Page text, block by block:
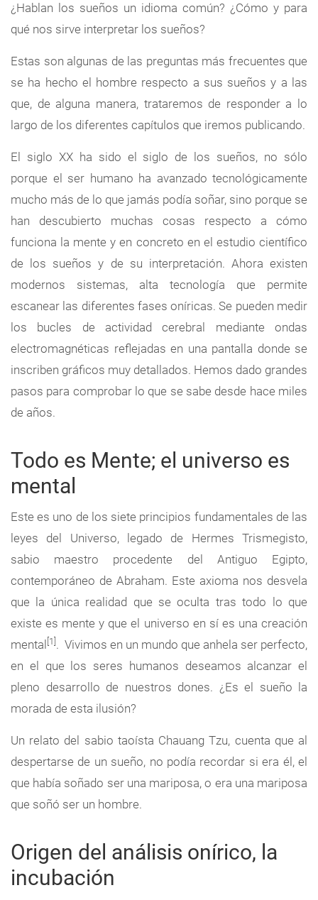
¿Hablan los sueños un idioma común? ¿Cómo y para
qué nos sirve interpretar los sueños?
Estas son algunas de las preguntas más frecuentes que
se ha hecho el hombre respecto a sus sueños y a las
que, de alguna manera, trataremos de responder a lo
largo de los diferentes capítulos que iremos publicando.
El siglo XX ha sido el siglo de los sueños, no sólo
porque el ser humano ha avanzado tecnológicamente
mucho más de lo que jamás podía soñar, sino porque se
han descubierto muchas cosas respecto a cómo
funciona la mente y en concreto en el estudio científico
de los sueños y de su interpretación. Ahora existen
modernos sistemas, alta tecnología que permite
escanear las diferentes fases oníricas. Se pueden medir
los bucles de actividad cerebral mediante ondas
electromagnéticas reflejadas en una pantalla donde se
inscriben gráficos muy detallados. Hemos dado grandes
pasos para comprobar lo que se sabe desde hace miles
de años.
Todo es Mente; el universo es
mental
Este es uno de los siete principios fundamentales de las
leyes del Universo, legado de Hermes Trismegisto,
sabio maestro procedente del Antiguo Egipto,
contemporáneo de Abraham. Este axioma nos desvela
que la única realidad que se oculta tras todo lo que
existe es mente y que el universo en sí es una creación
mental [1] . Vivimos en un mundo que anhela ser perfecto,
en el que los seres humanos deseamos alcanzar el
pleno desarrollo de nuestros dones. ¿Es el sueño la
morada de esta ilusión?
Un relato del sabio taoísta Chauang Tzu, cuenta que al
despertarse de un sueño, no podía recordar si era él, el
que había soñado ser una mariposa, o era una mariposa
que soñó ser un hombre.
Origen del análisis onírico, la
incubación